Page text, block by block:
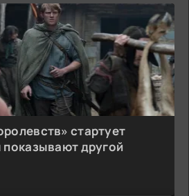
стартует
другой